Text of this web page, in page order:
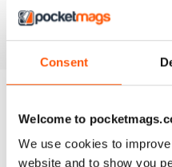
Consent
Welcome to
We use cookies to
website and to show you
Acquista per
Vista
Al carrello
SPECIAL EDITIONS